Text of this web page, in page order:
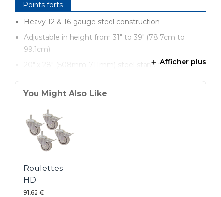
Points forts
Heavy 12 & 16-gauge steel construction
Adjustable in height from 31" to 39" (78.7cm to
99.1cm)
20" x 28" (508mm-711mm) steel stand footprint
Includes (4) stable leveling feet
Durable powder-coated finish
Fast, easy assembly
Afficher plus
You Might Also Like
Roulettes
HD
91,62 €